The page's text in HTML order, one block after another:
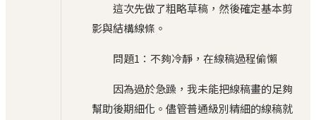
這次先做了粗略草稿，然後確定基本剪
影與結構線條。
問題1：不夠冷靜，在線稿過程偷懶
因為過於急躁，我未能把線稿畫的足夠
幫助後期細化。儘管普通級別精細的線稿就